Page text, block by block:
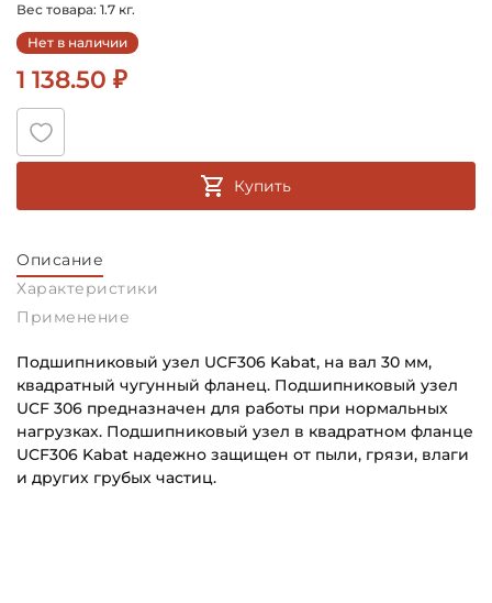
Вес товара: 1.7 кг.
Нет в наличии
1 138.50 ₽
Купить
Описание
Характеристики
Применение
Подшипниковый узел UCF306 Kabat, на вал 30 мм,
квадратный чугунный фланец. Подшипниковый узел
UCF 306 предназначен для работы при нормальных
нагрузках. Подшипниковый узел в квадратном фланце
UCF306 Kabat надежно защищен от пыли, грязи, влаги
и других грубых частиц.